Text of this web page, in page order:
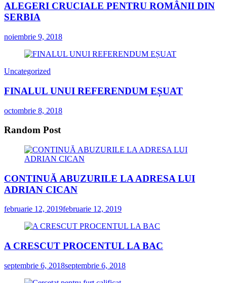
ALEGERI CRUCIALE PENTRU ROMÂNII DIN
SERBIA
noiembrie 9, 2018
Uncategorized
FINALUL UNUI REFERENDUM EȘUAT
octombrie 8, 2018
Random Post
CONTINUĂ ABUZURILE LA ADRESA LUI
ADRIAN CICAN
februarie 12, 2019februarie 12, 2019
A CRESCUT PROCENTUL LA BAC
septembrie 6, 2018septembrie 6, 2018